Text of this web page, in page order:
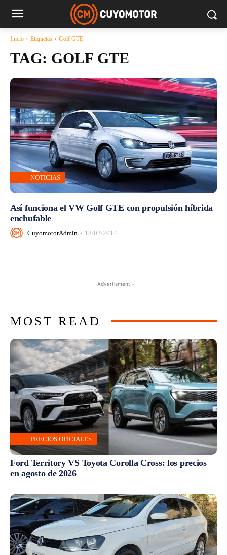
Inicio Etiquetas Golf GTE
TAG: GOLF GTE
NOTICIAS
Así funciona el VW Golf GTE con propulsión híbrida
enchufable
CuyomotorAdmin - 18/02/2014
- Advertisment -
MOST READ
PRECIOS OFICIALES
Ford Territory VS Toyota Corolla Cross: los precios
en agosto de 2026